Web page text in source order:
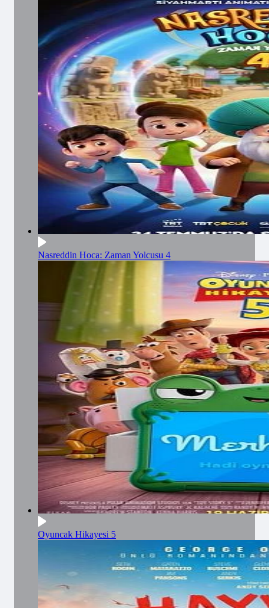
Nasreddin Hoca: Zaman Yolcusu 4
Oyuncak Hikayesi 5